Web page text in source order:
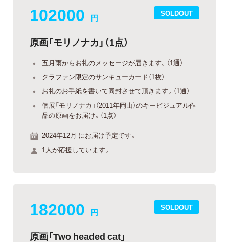
SOLDOUT
102000 円
原画「モリノナカ」（1点）
五月雨からお礼のメッセージが届きます。（1通）
クラファン限定のサンキューカード（1枚）
お礼のお手紙を書いて同封させて頂きます。（1通）
個展「モリノナカ」（2011年岡山）のキービジュアル作
品の原画をお届け。（1点）
2024年12月 にお届け予定です。
1人が応援しています。
SOLDOUT
182000 円
原画「Two headed cat」